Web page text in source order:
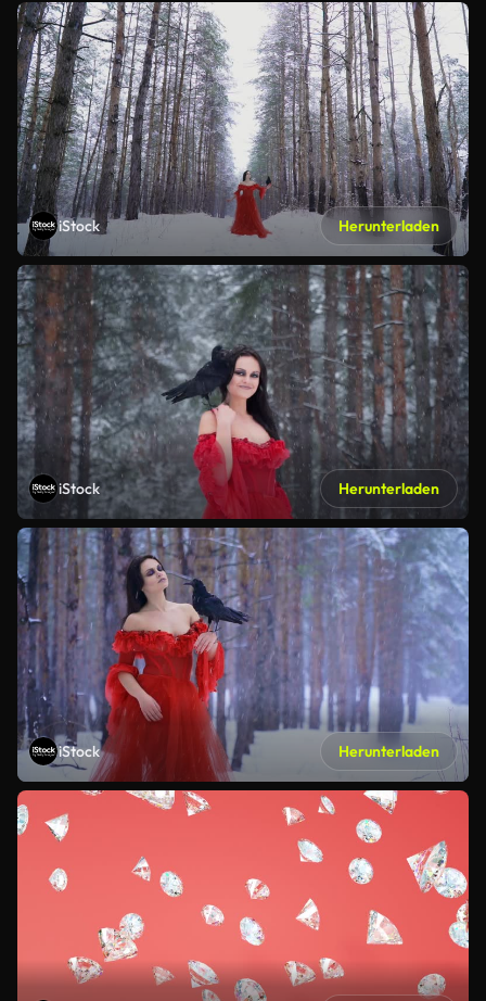
iStock Herunterladen
iStock Herunterladen
iStock Herunterladen